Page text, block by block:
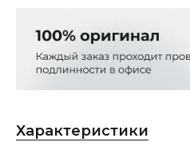
Характеристики